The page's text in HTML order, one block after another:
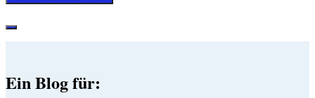
Ein Blog für: